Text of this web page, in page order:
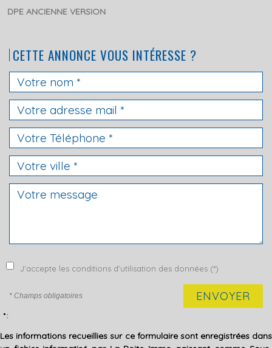
DPE ANCIENNE VERSION
CETTE ANNONCE VOUS INTÉRESSE ?
J'accepte les conditions d'utilisation des données (*)
* Champs obligatoires ENVOYER
* :
Les informations recueillies sur ce formulaire sont enregistrées dans